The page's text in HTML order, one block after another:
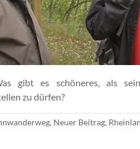
gibt es schöneres, als
zu dürfen?
, Neuer Beitrag,